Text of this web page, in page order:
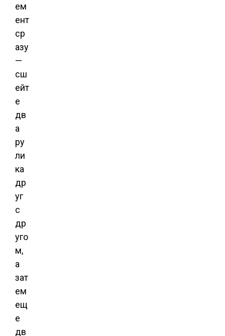
ем
ент
ср
азу
—
сш
ейт
е
дв
а
ру
ли
ка
др
уг
с
др
уго
м,
а
зат
ем
ещ
е
дв